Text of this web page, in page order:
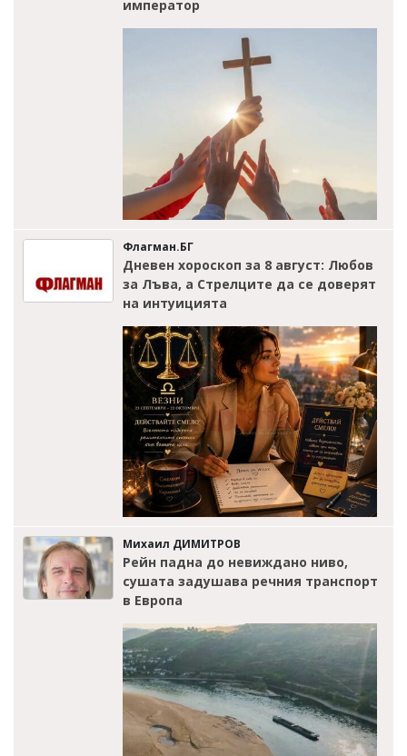
император
Флагман.БГ
Дневен хороскоп за 8 август: Любов
за Лъва, а Стрелците да се доверят
на интуицията
Михаил ДИМИТРОВ
Рейн падна до невиждано ниво,
сушата задушава речния транспорт
в Европа